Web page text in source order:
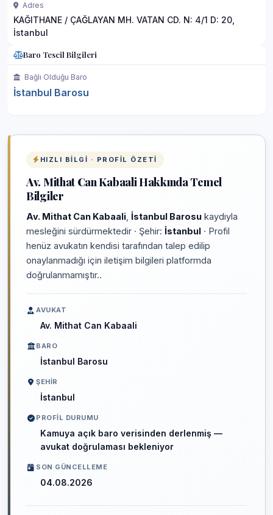
Adres
KAĞITHANE / ÇAĞLAYAN MH. VATAN CD. N: 4/1 D: 20,
İstanbul
Baro Tescil Bilgileri
Bağlı Olduğu Baro
İstanbul Barosu
HIZLI BILGI · PROFIL ÖZETI
Av. Mithat Can Kabaali Hakkında Temel
Bilgiler
Av. Mithat Can Kabaali İstanbul Barosu kaydıyla
mesleğini sürdürmektedir · Şehir: İstanbul · Profil
henüz avukatın kendisi tarafından talep edilip
onaylanmadığı için iletişim bilgileri platformda
doğrulanmamıştır..
AVUKAT
Av. Mithat Can Kabaali
BARO
İstanbul Barosu
ŞEHIR
İstanbul
PROFIL DURUMU
Kamuya açık baro verisinden derlenmiş —
avukat doğrulaması bekleniyor
SON GÜNCELLEME
04.08.2026